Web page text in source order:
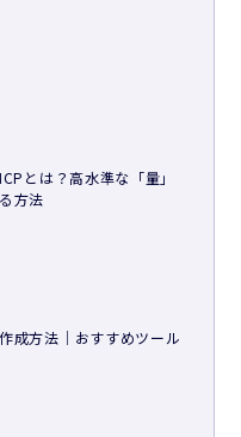
とは？高水準な「量」
方法
成方法｜おすすめツール